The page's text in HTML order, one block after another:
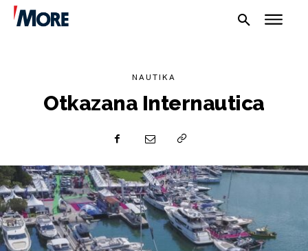
SPORT
PLOVILA
PLOVIDBA
NAUTIKA
Otkazana Internautica